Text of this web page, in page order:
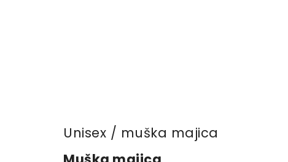
Unisex / muška majica